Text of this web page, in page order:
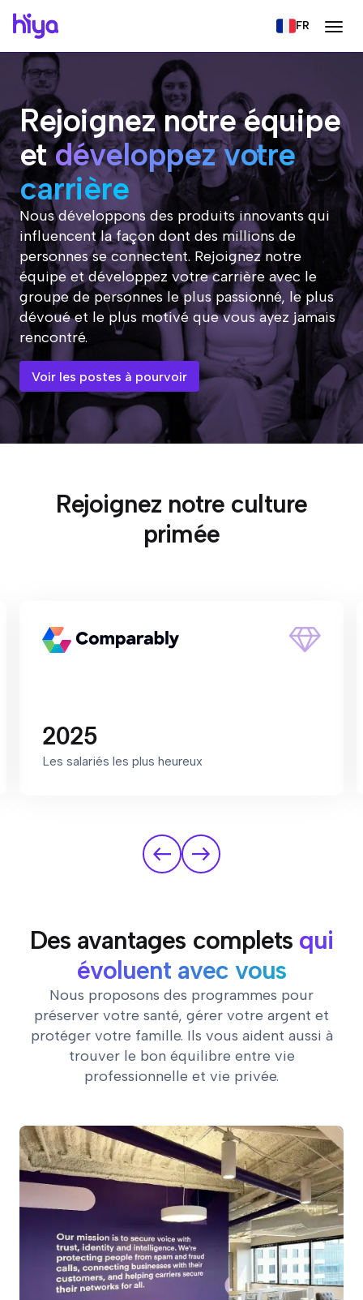
FR
Rejoignez notre équipe
etdéveloppez votre
carrière
Nous développons des produits innovants qui
influencent la façon dont des millions de
personnes se connectent. Rejoignez notre
équipe et développez votre carrière avec le
groupe de personnes le plus passionné, le plus
dévoué et le plus motivé que vous ayez jamais
rencontré.
Voir les postes à pourvoir
Rejoignez notre culture
primée
2025
Les salariés les plus heureux
Des avantages complets qui
évoluent avec vous
Nous proposons des programmes pour
préserver votre santé, gérer votre argent et
protéger votre famille. Ils vous aident aussi à
trouver le bon équilibre entre vie
professionnelle et vie privée.